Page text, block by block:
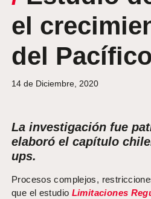
el
del Pacífico
14 de Diciembre, 2020
La investigación fue
elaboró el capítulo
ups.
Procesos complejos,
que el estudio Limitaciones